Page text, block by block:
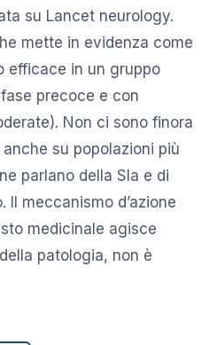
su Lancet neurology.
mette in evidenza come
efficace in un gruppo
precoce e con
Non ci sono finora
su popolazioni più
parlano della Sla e di
meccanismo d’azione
medicinale agisce
patologia, non è